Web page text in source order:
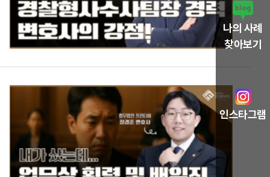
나의 사례
찾아보기
인스타그램